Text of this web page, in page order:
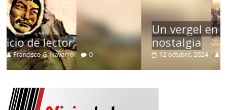
Un vergel en las nieblas de la
nostalgia
12 octubre, 2024 Francisco G. Navarro 0